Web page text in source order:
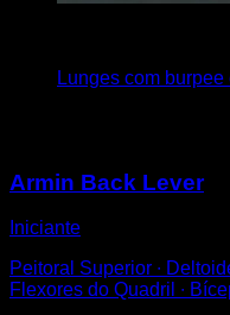
Lunges com burpee
Armin Back Lever
Iniciante
Peitoral Superior ∙
Flexores do Quadril ∙